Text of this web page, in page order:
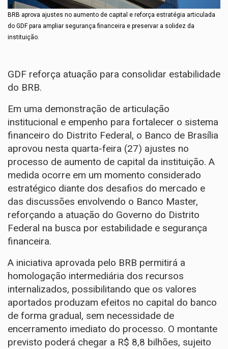
BRB aprova ajustes no aumento de capital e reforça estratégia articulada
do GDF para ampliar segurança financeira e preservar a solidez da
instituição.
GDF reforça atuação para consolidar estabilidade
do BRB.
Em uma demonstração de articulação
institucional e empenho para fortalecer o sistema
financeiro do Distrito Federal, o Banco de Brasília
aprovou nesta quarta-feira (27) ajustes no
processo de aumento de capital da instituição. A
medida ocorre em um momento considerado
estratégico diante dos desafios do mercado e
das discussões envolvendo o Banco Master,
reforçando a atuação do Governo do Distrito
Federal na busca por estabilidade e segurança
financeira.
A iniciativa aprovada pelo BRB permitirá a
homologação intermediária dos recursos
internalizados, possibilitando que os valores
aportados produzam efeitos no capital do banco
de forma gradual, sem necessidade de
encerramento imediato do processo. O montante
previsto poderá chegar a R$ 8,8 bilhões, sujeito